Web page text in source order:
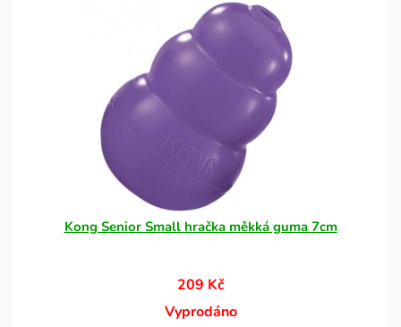
Kong Senior Small hračka měkká guma 7cm
209 Kč
Vyprodáno